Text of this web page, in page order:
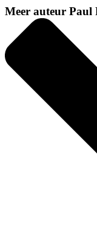
Meer auteur Paul